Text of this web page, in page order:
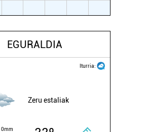
EGURALDIA
Iturria:
Zeru estaliak
0mm